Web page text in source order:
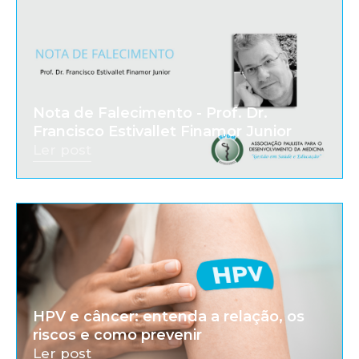
Nota de Falecimento - Prof. Dr.
Francisco Estivallet Finamor Junior
HPV e câncer: entenda a relação, os
riscos e como prevenir
Ler post